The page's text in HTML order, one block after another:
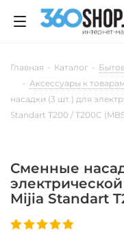
Главная - Каталог -
- Аксессуары к
насадки (3 шт.) для
Standart T200 / T200C
Сменные
Mijia Standart